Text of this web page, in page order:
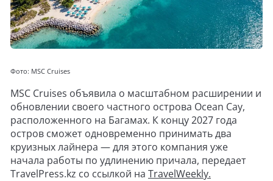
Фото: MSC Cruises
MSC Cruises объявила о масштабном расширении и
обновлении своего частного острова Ocean Cay,
расположенного на Багамах. К концу 2027 года
остров сможет одновременно принимать два
круизных лайнера — для этого компания уже
начала работы по удлинению причала, передает
TravelPress.kz со ссылкой на TravelWeekly.